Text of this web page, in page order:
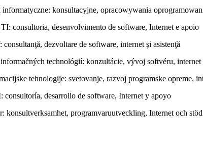
informatyczne: konsultacyjne, opracowywania
consultoria, desenvolvimento de software, Internet e apoio
dezvoltare de software, internet şi asistenţă
technológií: konzultácie, vývoj softvéru, internet
tehnologije: svetovanje, razvoj programske opreme,
consultoría, desarrollo de software, Internet y apoyo
konsultverksamhet, programvaruutveckling, Internet och stöd